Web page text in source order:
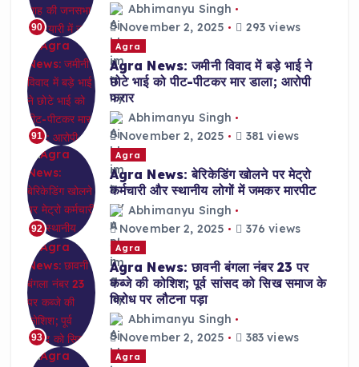
90
Abhimanyu Singh
November 2, 2025
293 views
91
Agra
Agra News: जमीनी विवाद में बड़े भाई ने
छोटे भाई को पीट-पीटकर मार डाला; आरोपी
फरार
Abhimanyu Singh
November 2, 2025
381 views
92
Agra
Agra News: बेरिकेडिंग खोलने पर मेट्रो
कर्मचारी और स्थानीय लोगों में जमकर मारपीट
Abhimanyu Singh
November 2, 2025
376 views
93
Agra
Agra News: छावनी बंगला नंबर 23 पर
कब्जे की कोशिश; पूर्व सांसद को सिख समाज के
विरोध पर लौटना पड़ा
Abhimanyu Singh
November 2, 2025
383 views
Agra